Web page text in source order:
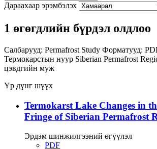
Дараахаар эрэмбэлэх
1 өгөгдлийн бүрдэл олдлоо
Салбарууд: Permafrost Study Форматууд:
Термокарстын нуур Siberian Permafrost
цэвдгийн муж
Үр дүнг шүүх
Termokarst Lake Changes in
Fringe of Siberian Permafrost
Эрдэм шинжилгээний өгүүлэл
PDF